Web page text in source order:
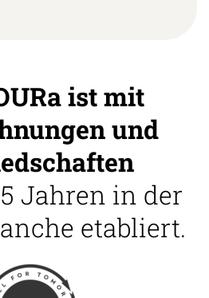
ist mit
und
Jahren in der
etabliert.